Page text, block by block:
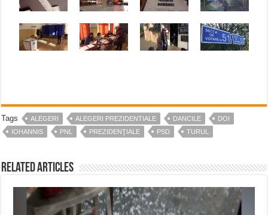
Tags ALEGERI ALEGERI PREZIDENTIALE DANCILE
DOI
IOHANNIS
PNL PREZIDENŢIALE PSD TURUL
Related Articles